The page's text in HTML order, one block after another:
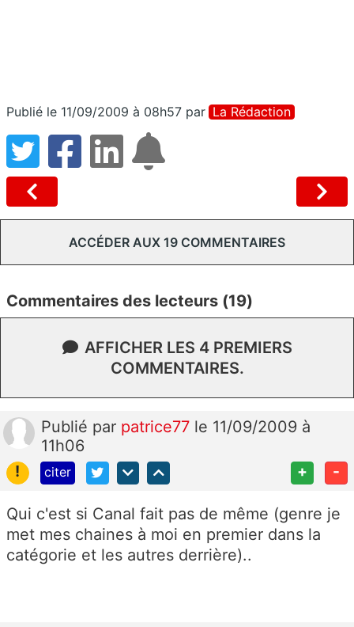
Publié le 11/09/2009 à 08h57 par La Rédaction
ACCÉDER AUX 19 COMMENTAIRES
Commentaires des lecteurs (19)
AFFICHER LES 4 PREMIERS
COMMENTAIRES.
Publié par patrice77 le 11/09/2009 à
11h06
!
citer + -
Qui c'est si Canal fait pas de même (genre je
met mes chaines à moi en premier dans la
catégorie et les autres derrière)..